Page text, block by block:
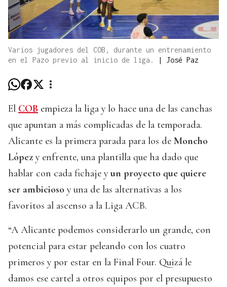
Varios jugadores del COB, durante un entrenamiento
en el Pazo previo al inicio de liga.
| José Paz
El COB empieza la liga y lo hace una de las canchas
que apuntan a más complicadas de la temporada.
Alicante es la primera parada para los de Moncho
López y enfrente, una plantilla que ha dado que
hablar con cada fichaje yun proyecto que quiere
ser ambicioso y una de las alternativas a los
favoritos al ascenso a la Liga ACB.
“A Alicante podemos considerarlo un grande, con
potencial para estar peleando con los cuatro
primeros y por estar en la Final Four. Quizá le
damos ese cartel a otros equipos por el presupuesto